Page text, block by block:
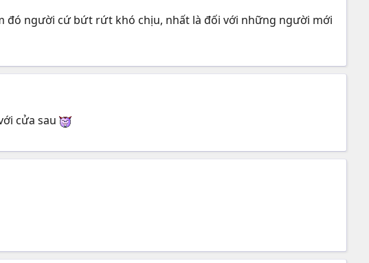
đó người cứ bứt rứt khó chịu, nhất là đối với những người mới
cửa sau